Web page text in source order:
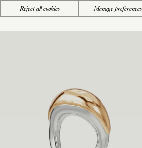
Reject all cookies Manage preferences